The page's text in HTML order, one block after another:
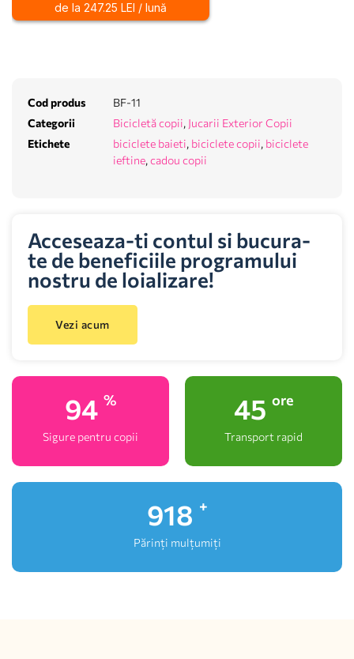
de la 247.25 LEI / lună
Cod produs
BF-11
Categorii
Bicicletă copii, Jucarii Exterior Copii
Etichete
biciclete baieti, biciclete copii, biciclete
ieftine, cadou copii
Acceseaza-ti contul si bucura-
te de beneficiile programului
nostru de loializare!
Vezi acum
100 %
Sigure pentru copii
48 ore
Transport rapid
1,000
Părinți mulțumiți